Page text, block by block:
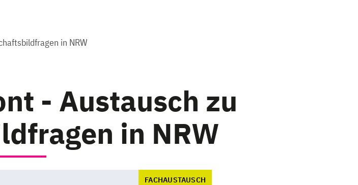
in NRW
- Austausch zu
in NRW
FACHAUSTAUSCH